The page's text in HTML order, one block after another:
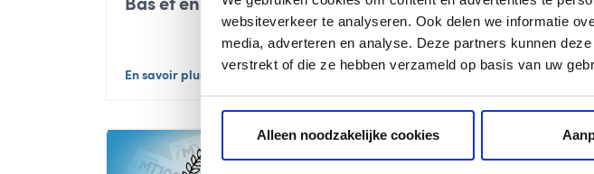
websiteverkeer te analyseren. Ook delen we informatie
media, adverteren en analyse. Deze partners kunnen
verstrekt of die ze hebben verzameld op basis van uw
Alleen noodzakelijke cookies
En savoir plus En savoir plus